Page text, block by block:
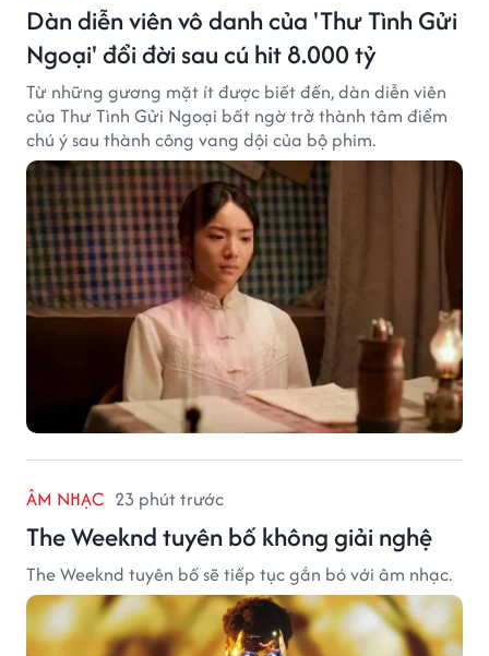
Dàn diễn viên vô danh của 'Thư Tình Gửi
Ngoại' đổi đời sau cú hit 8.000 tỷ
Từ những gương mặt ít được biết đến, dàn diễn viên
của Thư Tình Gửi Ngoại bất ngờ trở thành tâm điểm
chú ý sau thành công vang dội của bộ phim.
ÂM NHẠC 23 phút trước
The Weeknd tuyên bố không giải nghệ
The Weeknd tuyên bố sẽ tiếp tục gắn bó với âm nhạc.